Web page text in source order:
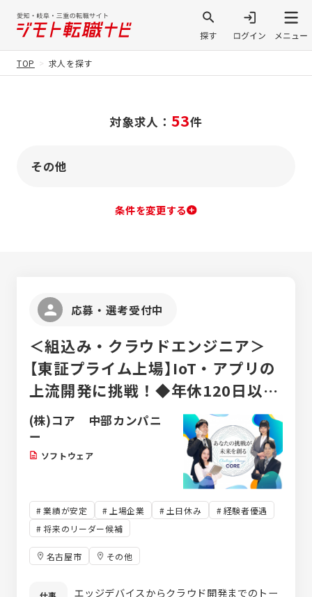
TOP 求人を探す
対象求人： 53件
その他
条件を変更する
応募・選考受付中
＜組込み・クラウドエンジニア＞
【東証プライム上場】IoT・アプリの
上流開発に挑戦！◆年休120日以上
／残業月18h／有休消化73.4%／転
勤なし
(株)コア 中部カンパニ
ー
ソフトウェア
業績が安定 上場企業 土日休み
経験者優遇
将来のリーダー候補
名古屋市 その他
エッジデバイスからクラウド開発までのトー